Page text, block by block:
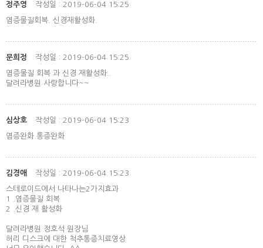
정주영 작성일 : 2019-06-04 15:25
염증물질회복. 신경재활성화.
문희정 작성일 : 2019-06-04 15:25
염증물질 회복 과 신경 재활성화..
달려라병원 사랑합니다~~
심상호 작성일 : 2019-06-04 15:23
염증완화.통증완화
김경애 작성일 : 2019-06-04 15:23
스테로이드에서 나타나는2가지효과
1 .염증물질 회복
2 .신경 재 활성화
달려라병원 정호석 원장님
허리 디스크에 대한 척추통증치료영상